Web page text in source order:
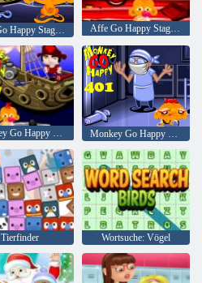
Affe Go Happy Stage 379 Affe Go Happy Stage 391
Monkey Go Happy Stage 397 Monkey Go Happy Stage 401
Tierfinder Wortsuche: Vögel